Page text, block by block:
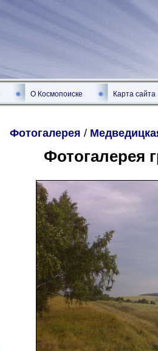
О Космопоиске Карта сайта
Фотогалерея /
Фотогалерея